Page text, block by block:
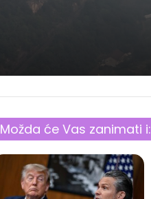
Možda će Vas zanimati i: